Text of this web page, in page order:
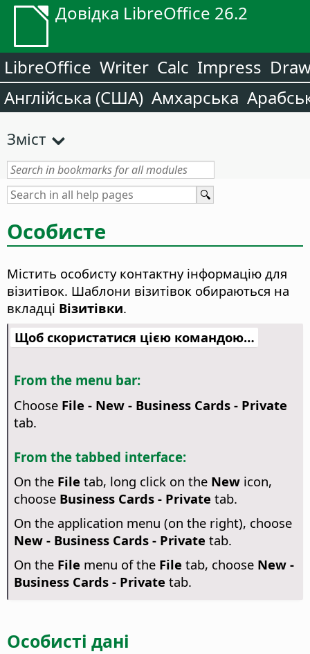
Довідка LibreOffice 26.2
LibreOffice Writer Calc Impress
Англійська (США) Амхарська
Зміст
Особисте
Містить особисту контактну інформацію для
візитівок. Шаблони візитівок обираються на
вкладці Візитівки.
Щоб скористатися цією командою…
From the menu bar:
Choose File - New - Business Cards - Private
tab.
From the tabbed interface:
On the File tab, long click on the Newicon,
choose Business Cards - Private tab.
On the application menu (on the right), choose
New - Business Cards - Private tab.
On the File menu of the File tab, choose New -
Business Cards - Private tab.
Особисті дані